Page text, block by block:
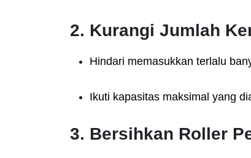
2. Kurangi Jumlah
Hindari memasukkan terlalu
Ikuti kapasitas maksimal yang
3. Bersihkan Roller